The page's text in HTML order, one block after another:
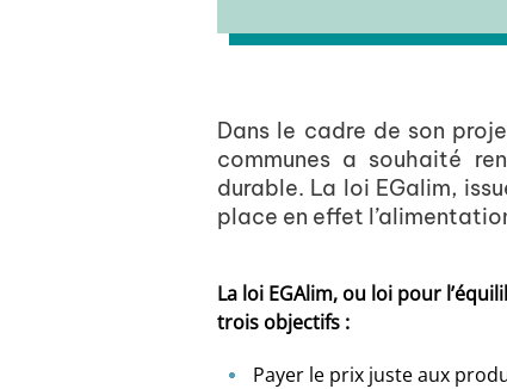
Dans le cadre de son
communes a souhaité
durable. La loi EGalim,
place en effet
La loi EGAlim, ou loi pour
trois objectifs :
Payer le prix juste aux